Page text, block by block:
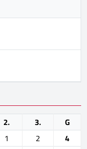
2. 3.
G
1 2
4